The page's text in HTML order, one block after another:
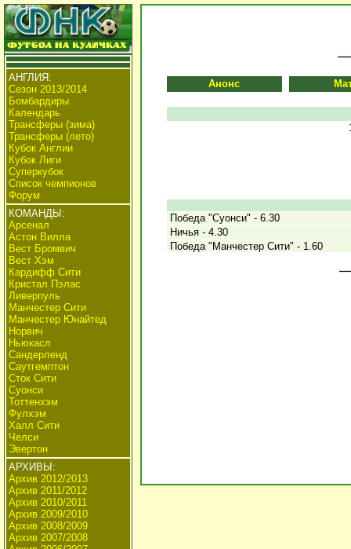
АНГЛИЯ:
Сезон 2013/2014
Бомбардиры
Календарь
Трансферы (зима)
Трансферы (лето)
Кубок Англии
Кубок Лиги
Суперкубок
Список чемпионов
Форум
КОМАНДЫ:
Арсенал
Астон Вилла
Вест Бромвич
Вест Хэм
Кардифф Сити
Кристал Пэлас
Ливерпуль
Манчестер Сити
Манчестер Юнайтед
Норвич
Ньюкасл
Сандерленд
Саутгемптон
Сток Сити
Суонси
Тоттенхэм
Фулхэм
Халл Сити
Челси
Эвертон
АРХИВЫ:
Архив 2012/2013
Архив 2011/2012
Архив 2010/2011
Архив 2009/2010
Архив 2008/2009
Архив 2007/2008
Анонс
Победа "Суонси" - 6.30
Ничья - 4.30
Победа "Манчестер Сити" - 1.60